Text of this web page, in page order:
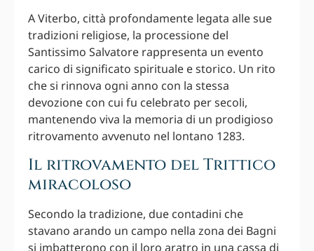
A Viterbo, città profondamente legata alle sue
tradizioni religiose, la processione del
Santissimo Salvatore rappresenta un evento
carico di significato spirituale e storico. Un rito
che si rinnova ogni anno con la stessa
devozione con cui fu celebrato per secoli,
mantenendo viva la memoria di un prodigioso
ritrovamento avvenuto nel lontano 1283.
Il ritrovamento del Trittico
miracoloso
Secondo la tradizione, due contadini che
stavano arando un campo nella zona dei Bagni
si imbatterono con il loro aratro in una cassa di